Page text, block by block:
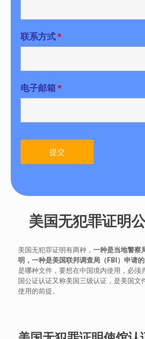
联系方式*
电子邮箱*
美国无犯罪证明
美国无犯罪证明有两种， 一种是当地警察
明，一种是美国联邦调查局（ FBI ）申请
是哪种文件，要想在中国境内使用，必须
国公证认证又称美国三级认证，是美国文
使用的前提。